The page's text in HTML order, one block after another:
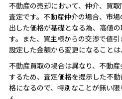
不動産の売却において、仲介、買
査定です。不動産仲介の場合、市
出した価格が基礎となる為、高値
す。また、買主様からの交渉で値
設定した金額から変更になることは
不動産買取の場合は異なり、不動
するため、査定価格を提示した不
格になるので、特別なことが無い